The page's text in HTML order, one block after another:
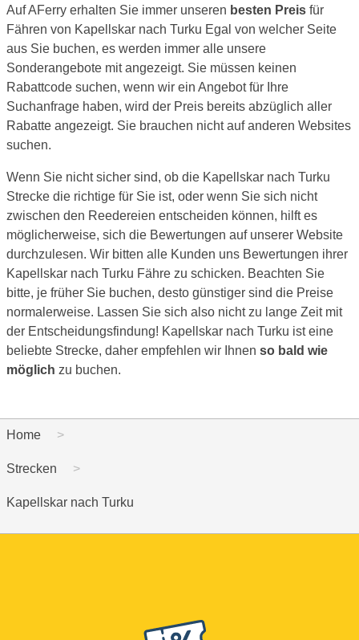
Auf AFerry erhalten Sie immer unseren besten Preis für
Fähren von Kapellskar nach Turku Egal von welcher Seite
aus Sie buchen, es werden immer alle unsere
Sonderangebote mit angezeigt. Sie müssen keinen
Rabattcode suchen, wenn wir ein Angebot für Ihre
Suchanfrage haben, wird der Preis bereits abzüglich aller
Rabatte angezeigt. Sie brauchen nicht auf anderen Websites
suchen.
Wenn Sie nicht sicher sind, ob die Kapellskar nach Turku
Strecke die richtige für Sie ist, oder wenn Sie sich nicht
zwischen den Reedereien entscheiden können, hilft es
möglicherweise, sich die Bewertungen auf unserer Website
durchzulesen. Wir bitten alle Kunden uns Bewertungen ihrer
Kapellskar nach Turku Fähre zu schicken. Beachten Sie
bitte, je früher Sie buchen, desto günstiger sind die Preise
normalerweise. Lassen Sie sich also nicht zu lange Zeit mit
der Entscheidungsfindung! Kapellskar nach Turku ist eine
beliebte Strecke, daher empfehlen wir Ihnen so bald wie
möglich zu buchen.
Home
Strecken
Kapellskar nach Turku